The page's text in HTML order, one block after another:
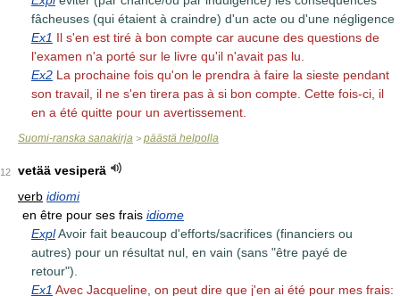
fâcheuses (qui étaient à craindre) d'un acte ou d'une négligence
Ex1 Il s'en est tiré à bon compte car aucune des questions de
l'examen n'a porté sur le livre qu'il n'avait pas lu.
Ex2 La prochaine fois qu'on le prendra à faire la sieste pendant
son travail, il ne s'en tirera pas à si bon compte. Cette fois-ci, il
en a été quitte pour un avertissement.
Suomi-ranska sanakirja > päästä helpolla
12
vetää vesiperä
verb idiomi
en être pour ses frais idiome
ExplAvoir fait beaucoup d'efforts/sacrifices (financiers ou
autres) pour un résultat nul, en vain (sans "être payé de
retour").
Ex1 Avec Jacqueline, on peut dire que j'en ai été pour mes frais: